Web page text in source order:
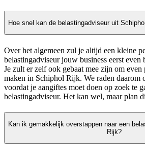
Hoe snel kan de belastingadviseur uit
Over het algemeen zul je altijd een kleine
belastingadviseur jouw business eerst even
Je zult er zelf ook gebaat mee zijn om
maken in Schiphol Rijk. We raden daarom
voordat je aangiftes moet doen op zoek te
belastingadviseur. Het kan wel, maar plan
Kan ik gemakkelijk overstappen naar een
Rijk?